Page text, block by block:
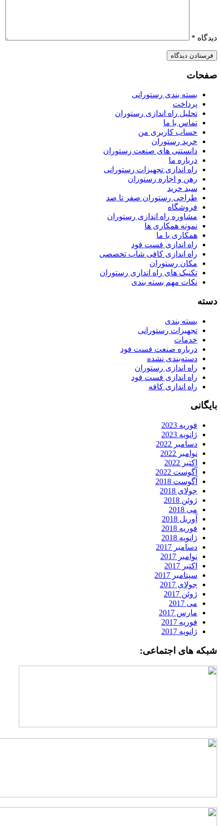
*
بسته بندی رستورانی
پرداخت
تحلیل راه اندازی رستوران
تماس با ما
حساب کاربری من
خرید رستوران
دانستنی های صنعت رستوران
درباره ما
راه اندازی تجهیزات رستورانی
رهن و اجاره رستوران
سبد خرید
طراحی رستوران صفر تا صد
فروشگاه
مشاوره راه اندازی رستوران
نمونه همکاری ها
همکاری با ما
راه اندازی فست فود
راه اندازی کافی شاپ تخصصی
مکان رستوران
تکنیک های راه اندازی رستوران
نکات مهم بسته بندی
بسته بندی
تجهیزات رستورانی
خدمات
درباره صنعت فست فود
دسته‌بندی نشده
راه اندازی رستوران
راه اندازی فست فود
راه اندازی کافه
فوریه 2023
ژانویه 2023
دسامبر 2022
نوامبر 2022
اکتبر 2022
آگوست 2022
آگوست 2018
جولای 2018
ژوئن 2018
می 2018
آوریل 2018
فوریه 2018
ژانویه 2018
دسامبر 2017
نوامبر 2017
اکتبر 2017
سپتامبر 2017
جولای 2017
ژوئن 2017
می 2017
مارس 2017
فوریه 2017
ژانویه 2017
های اجتماعی: